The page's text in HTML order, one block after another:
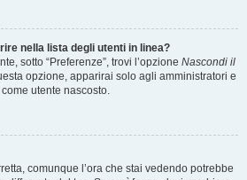
nella lista degli utenti in linea?
sotto “Preferenze”, trovi l’opzione Nascondi il
opzione, apparirai solo agli amministratori e
utente nascosto.
comunque l’ora che stai vedendo potrebbe